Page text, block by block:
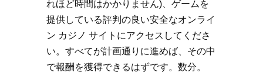
れほど時間はかかりません)、ゲームを
提供している評判の良い安全なオンライ
ン カジノ サイトにアクセスしてくださ
い。すべてが計画通りに進めば、その中
で報酬を獲得できるはずです。数分。